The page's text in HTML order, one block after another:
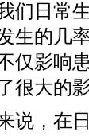
们日常
生的几
仅影响
很大的
说，在